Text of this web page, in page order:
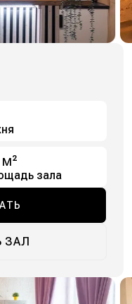
м²
зала
ЗАЛ